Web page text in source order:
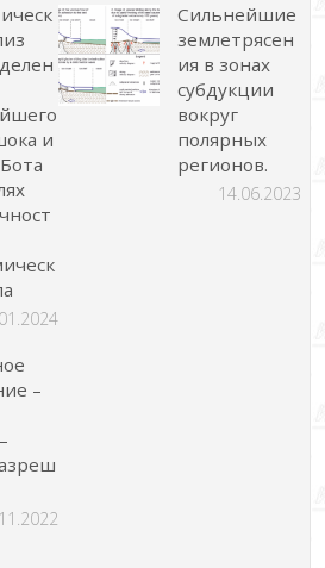
и
Сильнейшие
землетрясен
ия в зонах
субдукции
вокруг
полярных
регионов.
14.06.2023
–